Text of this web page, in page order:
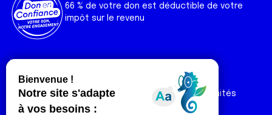
66 % de votre don est déductible de votre
impôt sur le revenu
Liens utiles
Nos actualités
Nos publications
Contact
Espace Ligue & comités
Espace chercheur